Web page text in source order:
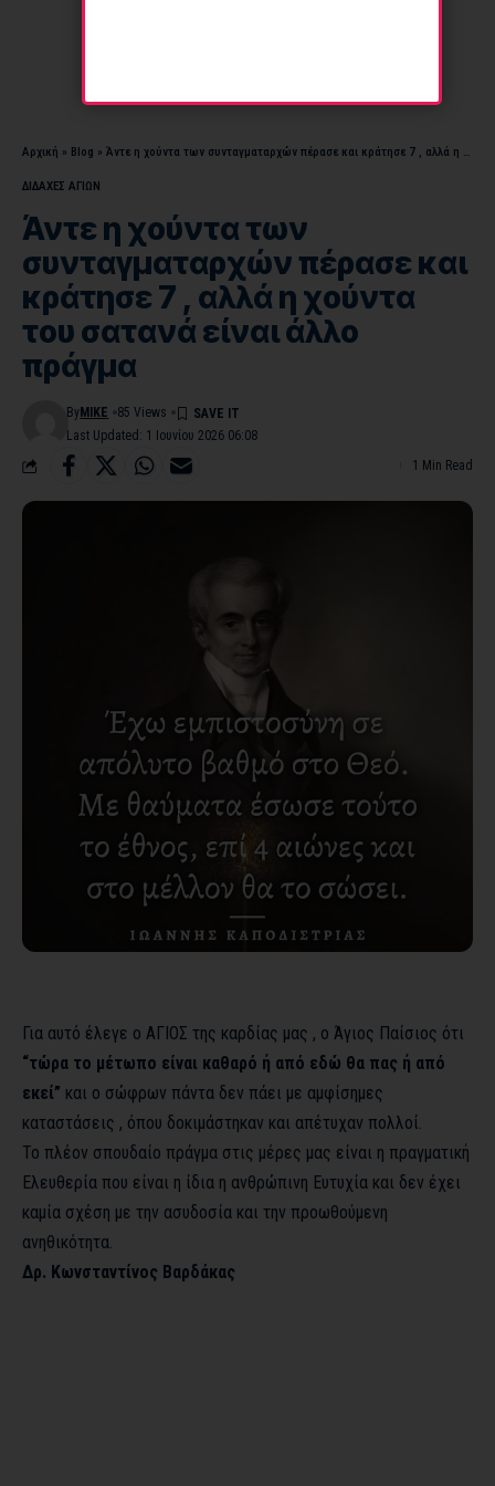
Αρχική » Blog » Άντε η χούντα των συνταγματαρχών πέρασε και κράτησε 7 , αλλά η χούντα του σατανά είναι άλλο πράγμα
ΔΙΔΑΧΕΣ ΑΓΙΩΝ
Άντε η χούντα των
συνταγματαρχών πέρασε και
κράτησε 7 , αλλά η χούντα
του σατανά είναι άλλο
πράγμα
Last Updated: 1 Ιουνίου 2026 06:08
By MIKE 85 Views
1 Min Read
Για αυτό έλεγε ο ΑΓΙΟΣ της καρδίας μας , ο Άγιος Παίσιος ότι
“τώρα το μέτωπο είναι καθαρό ή από εδώ θα πας ή από
εκεί” και ο σώφρων πάντα δεν πάει με αμφίσημες
καταστάσεις , όπου δοκιμάστηκαν και απέτυχαν πολλοί.
Το πλέον σπουδαίο πράγμα στις μέρες μας είναι η πραγματική
Ελευθερία που είναι η ίδια η ανθρώπινη Ευτυχία και δεν έχει
καμία σχέση με την ασυδοσία και την προωθούμενη
ανηθικότητα.
Δρ. Κωνσταντίνος Βαρδάκας